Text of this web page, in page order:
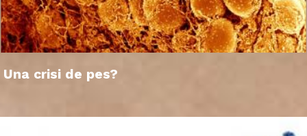
Una crisi de pes?